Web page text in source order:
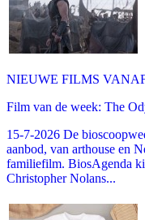
NIEUWE FILMS
Film van de week: The
15-7-2026 De
aanbod, van arthouse en
familiefilm. BiosAgenda
Christopher Nolans...